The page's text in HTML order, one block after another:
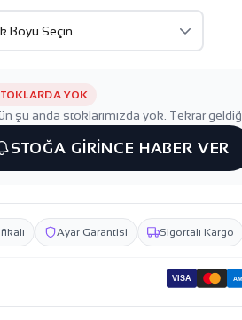
YOK
şu anda stoklarımızda yok. Tekrar
STOĞA GİRİNCE HABER VER
Ayar Garantisi Sigortalı Kargo
VISA